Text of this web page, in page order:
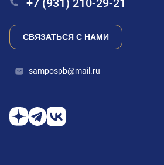
+7 (931) 210-29-21
СВЯЗАТЬСЯ С НАМИ
sampospb@mail.ru